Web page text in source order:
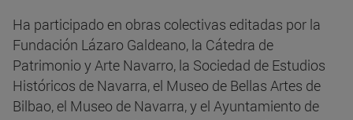
Ha participado en obras colectivas editadas por la
Fundación Lázaro Galdeano, la Cátedra de
Patrimonio y Arte Navarro, la Sociedad de Estudios
Históricos de Navarra, el Museo de Bellas Artes de
Bilbao, el Museo de Navarra, y el Ayuntamiento de